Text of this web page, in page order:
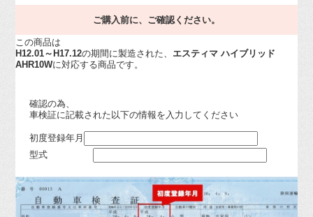
ご購入前に、ご確認ください。
この商品は
H12.01～H17.12の期間に製造された、 エスティマ ハイブリッド
AHR10Wに対応する商品です。
確認の為、
車検証に記載された以下の情報を入力してください
初度登録年月
型式